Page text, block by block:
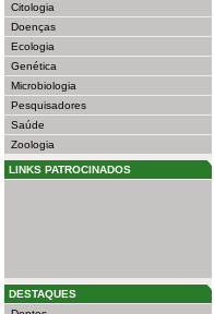
Citologia
Doenças
Ecologia
Genética
Microbiologia
Pesquisadores
Saúde
Zoologia
LINKS PATROCINADOS
DESTAQUES